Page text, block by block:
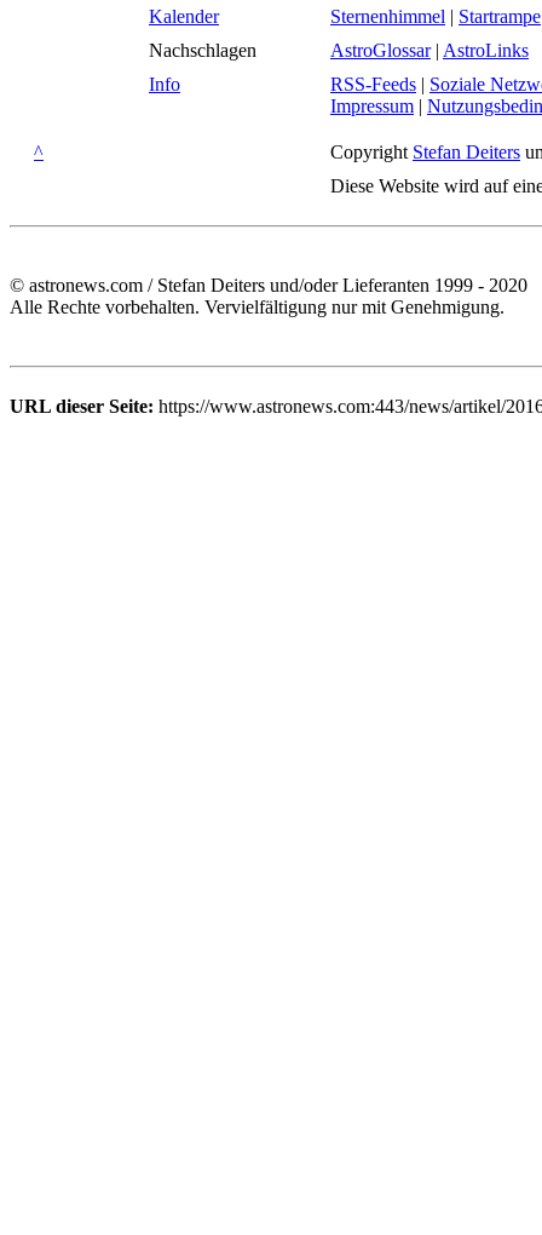
Kalender Sternenhimmel | Startrampe
Nachschlagen
AstroGlossar| AstroLinks
Info
RSS-Feeds | Soziale
Impressum |
^ Copyright Stefan Deiters
Diese Website wird auf
© astronews.com / Stefan Deiters und/oder Lieferanten 1999 - 2020
Alle Rechte vorbehalten. Vervielfältigung nur mit Genehmigung.
URL dieser Seite: https://www.astronews.com:443/news/artikel/